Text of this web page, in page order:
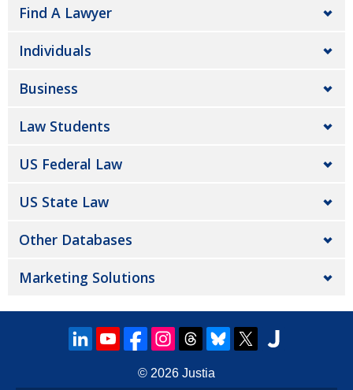
Find A Lawyer
Individuals
Business
Law Students
US Federal Law
US State Law
Other Databases
Marketing Solutions
© 2026 Justia